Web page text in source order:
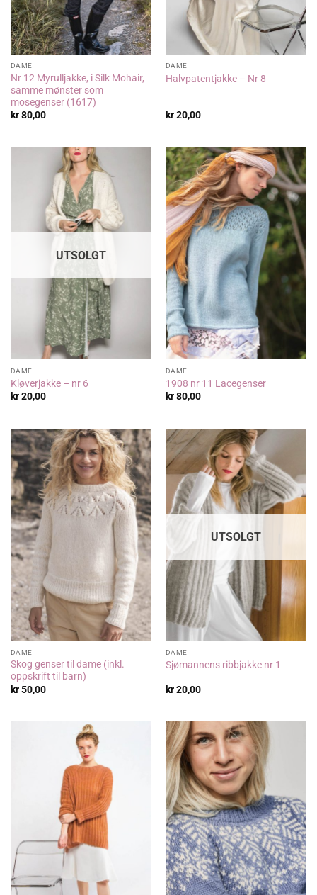
DAME
Nr 12 Myrulljakke, i Silk Mohair,
samme mønster som
mosegenser (1617)
kr80,00
DAME
Halvpatentjakke – Nr 8
kr20,00
UTSOLGT
DAME
Kløverjakke – nr 6
kr20,00
DAME
1908 nr 11 Lacegenser
kr80,00
DAME
Skog genser til dame (inkl.
oppskrift til barn)
kr50,00
UTSOLGT
DAME
Sjømannens ribbjakke nr 1
kr20,00